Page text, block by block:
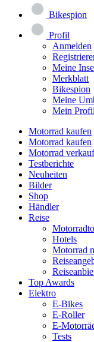
Bikespion
Profil
Anmelden
Meine
Merkblatt
Bikespion
Meine
Mein Profil
Motorrad kaufen
Motorrad kaufen
Motorrad
Testberichte
Neuheiten
Bilder
Shop
Händler
Reise
Hotels
Motorrad
Top Awards
Elektro
E-Bikes
E-Roller
E-
Tests